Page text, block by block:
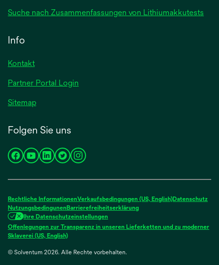
Suche nach Zusammenfassungen von Lithiumakkutests
Info
Kontakt
Partner Portal Login
Sitemap
Folgen Sie uns
wird
neuen
Registerkarte
geöffnet
wird
neuen
Registerkarte
geöffnet
wird
neuen
Registerkarte
geöffnet
wird
neuen
Registerkarte
geöffnet
wird
neuen
Registerkarte
geöffnet
Rechtliche InformationenVerkaufsbedingungen (US, English)Datenschutz
NutzungsbedingunenBarrierefreiheitserklärung
Ihre Datenschutzeinstellungen
Offenlegungen zur Transparenz in unseren Lieferketten und zu moderner
Sklaverei (US, English)wird
einer
© Solventum 2026. Alle Rechte vorbehalten.